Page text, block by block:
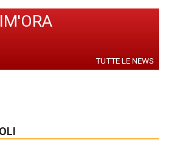
TUTTE LE NEWS